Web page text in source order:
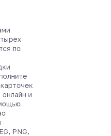
по
и
PNG,